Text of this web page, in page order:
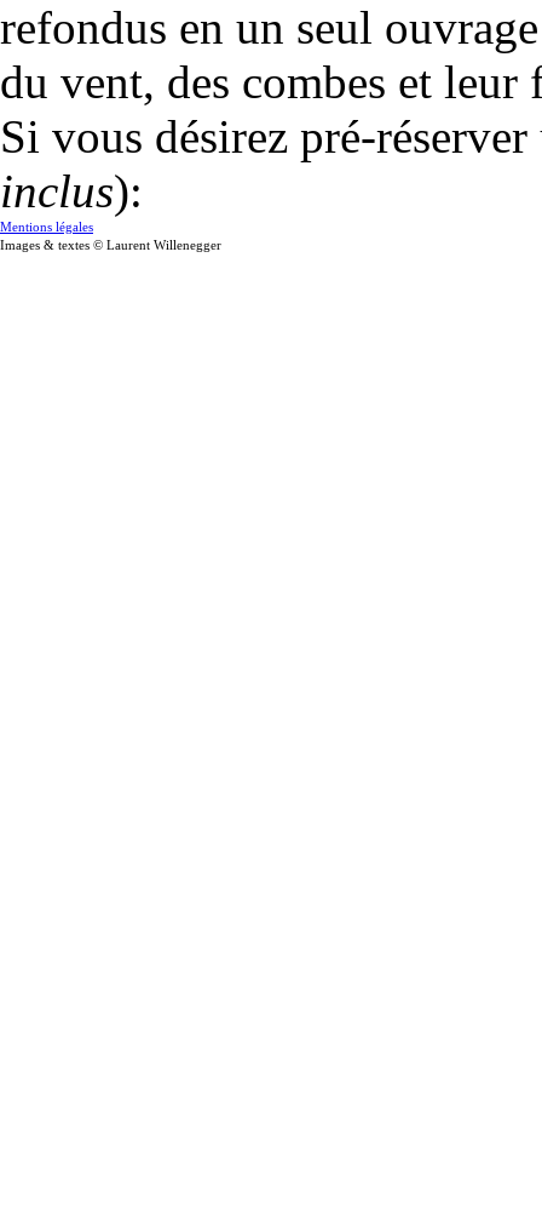
refondus en un seul
du vent, des combes et leur
Si vous désirez pré-
inclus):
Mentions légales
Images & textes © Laurent Willenegger